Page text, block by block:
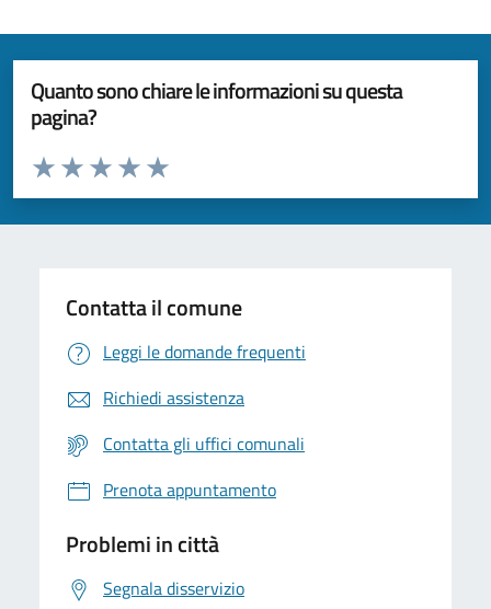
Quanto sono chiare le informazioni su questa
pagina?
Valuta da 1 a 5 stelle la pagina
Valuta 5 stelle su 5
Valuta 4 stelle su 5
Valuta 3 stelle su 5
Valuta 2 stelle su 5
Valuta 1 stelle su 5
Contatta il comune
Leggi le domande frequenti
Richiedi assistenza
Contatta gli uffici comunali
Prenota appuntamento
Problemi in città
Segnala disservizio